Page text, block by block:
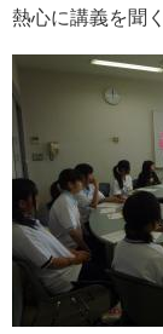
熱心に講義を聞